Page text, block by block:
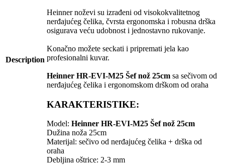
Description
Heinner noževi su izrađeni od visokokvalitetnog
nerđajućeg čelika, čvrsta ergonomska i robusna drška
osigurava veću udobnost i jednostavno rukovanje.
Konačno možete seckati i pripremati jela kao
profesionalni kuvar.
Heinner HR-EVI-M25 Šef nož 25cm sa sečivom od
nerđajućeg čelika i ergonomskom drškom od oraha
KARAKTERISTIKE:
Model: Heinner HR-EVI-M25 Šef nož 25cm
Dužina noža 25cm
Materijal: sečivo od nerđajućeg čelika + drška od
oraha
Debljina oštrice: 2-3 mm